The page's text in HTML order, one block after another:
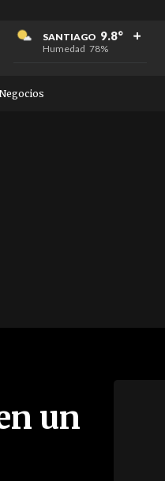
SANTIAGO 9.8°
Humedad 78%
+
+
+
un